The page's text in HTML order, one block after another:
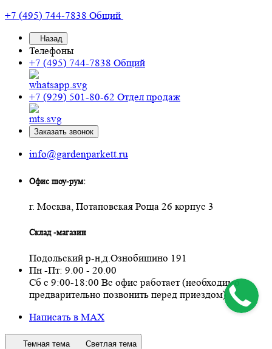
+7 (495) 744-7838 Общий
Назад
Телефоны
+7 (495) 744-7838 Общий
+7 (929) 501-80-62 Отдел продаж
Заказать звонок
info@gardenparkett.ru
Офис шоу-рум:
г. Москва, Потаповская Роща 26 корпус 3
Склад -магазин
Подольский р-н,д.Ознобишино 191
Пн -Пт: 9.00 - 20.00
Сб с 9:00-18:00 Вс офис работает (необходимо
предварительно позвонить перед приездом)
Написать в MAX
Темная тема Светлая тема